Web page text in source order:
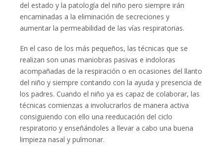
del estado y la patología del niño pero siempre irán
encaminadas a la eliminación de secreciones y
aumentar la permeabilidad de las vías respiratorias.
En el caso de los más pequeños, las técnicas que se
realizan son unas maniobras pasivas e indoloras
acompañadas de la respiración o en ocasiones del llanto
del niño y siempre contando con la ayuda y presencia de
los padres. Cuando el niño ya es capaz de colaborar, las
técnicas comienzas a involucrarlos de manera activa
consiguiendo con ello una reeducación del ciclo
respiratorio y enseñándoles a llevar a cabo una buena
limpieza nasal y pulmonar.